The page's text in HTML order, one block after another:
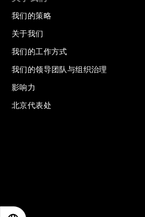
我们的策略
关于我们
我们的工作方式
我们的领导团队与组织治理
影响力
北京代表处